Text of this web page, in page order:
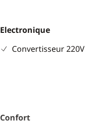
Electronique
Convertisseur 220V
Confort